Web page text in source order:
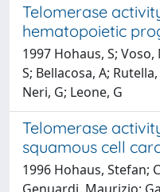
Telomerase
hematopoietic
1997 Hohaus, S;
S; Bellacosa, A;
Neri, G; Leone, G
Telomerase
squamous cell
1996 Hohaus, Stefan;
Genuardi, Maurizio;